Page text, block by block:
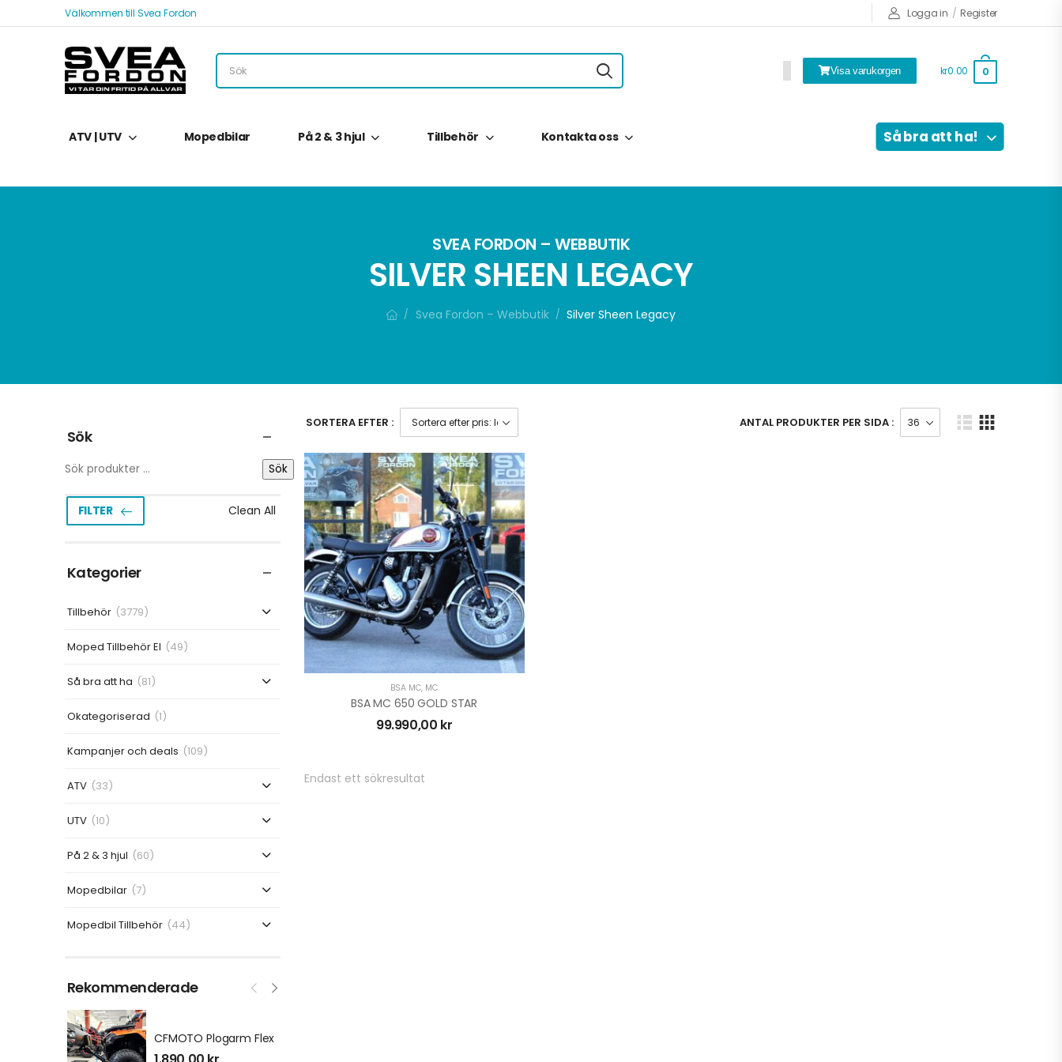
Välkommen till Svea Fordon Logga in / Register
Visa varukorgen kr0.00 0
ATV | UTV Mopedbilar På 2 & 3 hjul Tillbehör Kontakta oss Så bra att ha!
SVEA FORDON – WEBBUTIK
SILVER SHEEN LEGACY
/ Svea Fordon – Webbutik / Silver Sheen Legacy
Sök
Sök
FILTER Clean All
Kategorier
Tillbehör (3779)
Moped Tillbehör El (49)
Så bra att ha (81)
Okategoriserad (1)
Kampanjer och deals (109)
ATV (33)
UTV (10)
På 2 & 3 hjul (60)
Mopedbilar (7)
Mopedbil Tillbehör (44)
Rekommenderade
CFMOTO Plogarm Flex
SORTERA EFTER : ANTAL PRODUKTER PER SIDA :
BSA MC, MC
BSA MC 650 GOLD STAR
99.990,00 kr
Endast ett sökresultat